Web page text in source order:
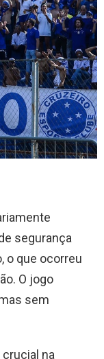
segurança
o que ocorreu
O jogo
sem
na